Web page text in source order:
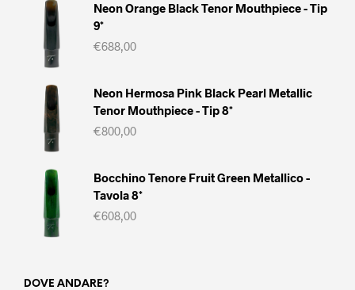
Neon Orange Black Tenor Mouthpiece - Tip
9*
€688,00
Neon Hermosa Pink Black Pearl Metallic
Tenor Mouthpiece - Tip 8*
€800,00
Bocchino Tenore Fruit Green Metallico -
Tavola 8*
€608,00
DOVE ANDARE?